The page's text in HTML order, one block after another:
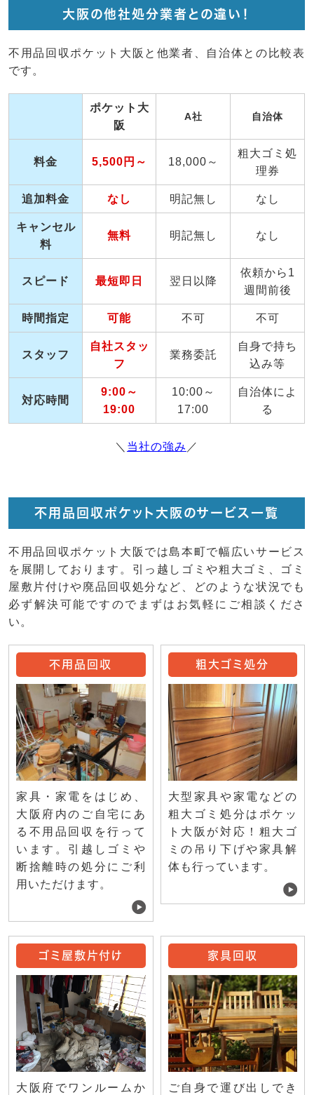
大阪の他社処分業者との違い！
不用品回収ポケット大阪と他業者、自治体との比較表
です。
ポケット大
阪
A社 自治体
料金 5,500円～ 18,000～
粗大ゴミ処
理券
追加料金 なし 明記無し なし
キャンセル
料
無料 明記無し なし
スピード 最短即日 翌日以降
依頼から1
週間前後
時間指定 可能 不可 不可
スタッフ
自社スタッ
フ
業務委託
自身で持ち
込み等
対応時間
9:00～
19:00
10:00～
17:00
自治体によ
る
＼ 当社の強み ／
不用品回収ポケット大阪のサービス一覧
不用品回収ポケット大阪では島本町で幅広いサービス
を展開しております。引っ越しゴミや粗大ゴミ、ゴミ
屋敷片付けや廃品回収処分など、どのような状況でも
必ず解決可能ですのでまずはお気軽にご相談くださ
い。
不用品回収
家具・家電をはじめ、
大阪府内のご自宅にあ
る不用品回収を行って
います。引越しゴミや
断捨離時の処分にご利
用いただけます。
粗大ゴミ処分
大型家具や家電などの
粗大ゴミ処分はポケッ
ト大阪が対応！粗大ゴ
ミの吊り下げや家具解
体も行っています。
ゴミ屋敷片付け
大阪府でワンルームか
家具回収
ご自身で運び出しでき